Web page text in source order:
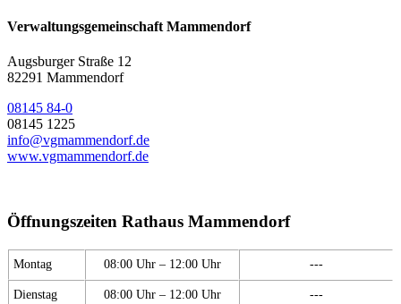
Verwaltungsgemeinschaft Mammendorf
Augsburger Straße 12
82291 Mammendorf
08145 84-0
08145 1225
info@vgmammendorf.de
www.vgmammendorf.de
Öffnungszeiten Rathaus Mammendorf
Montag 08:00 Uhr – 12:00 Uhr ---
Dienstag 08:00 Uhr – 12:00 Uhr ---